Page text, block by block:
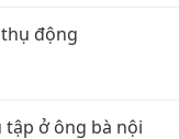
động
tập ở ông bà nội